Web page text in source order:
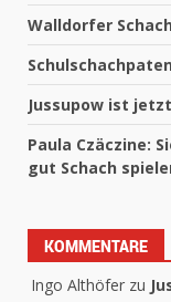
Walldorfer
Jussupow ist
Paula Czäczine:
gut Schach
KOMMENTARE
Ingo Althöfer zu